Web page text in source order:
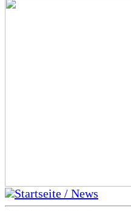
Startseite / News